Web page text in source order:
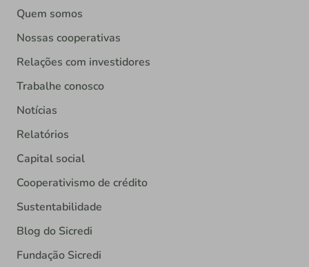
Quem somos
Nossas cooperativas
Relações com investidores
Trabalhe conosco
Notícias
Relatórios
Capital social
Cooperativismo de crédito
Sustentabilidade
Blog do Sicredi
Fundação Sicredi